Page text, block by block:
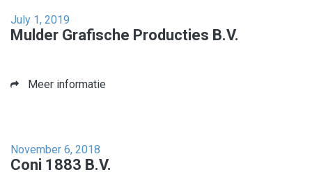
July 1, 2019
Mulder Grafische Producties B.V.
Meer informatie
November 6, 2018
Coni 1883 B.V.